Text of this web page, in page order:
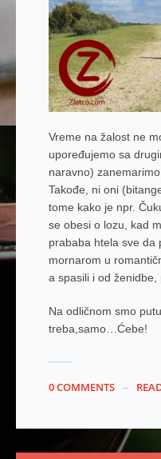
Vreme na žalost ne
upoređujemo sa
naravno)
Takođe, ni oni
tome kako je npr.
se obesi o lozu, kad
prababa htela sve da
mornarom u
a spasili i od ženidbe,
Na odličnom smo
treba,samo…Ćebe!
0 COMMENTS